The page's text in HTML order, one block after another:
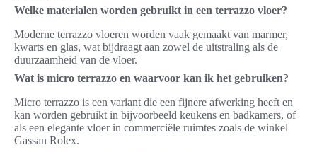
Welke materialen worden gebruikt in een terrazzo vloer?
Moderne terrazzo vloeren worden vaak gemaakt van marmer,
kwarts en glas, wat bijdraagt aan zowel de uitstraling als de
duurzaamheid van de vloer.
Wat is micro terrazzo en waarvoor kan ik het gebruiken?
Micro terrazzo is een variant die een fijnere afwerking heeft en
kan worden gebruikt in bijvoorbeeld keukens en badkamers, of
als een elegante vloer in commerciële ruimtes zoals de winkel
Gassan Rolex.